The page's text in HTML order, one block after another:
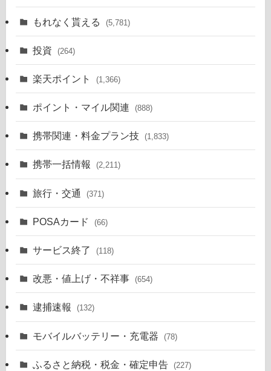
もれなく貰える (5,781)
投資 (264)
楽天ポイント (1,366)
ポイント・マイル関連 (888)
携帯関連・料金プラン技 (1,833)
携帯一括情報 (2,211)
旅行・交通 (371)
POSAカード (66)
サービス終了 (118)
改悪・値上げ・不祥事 (654)
逮捕速報 (132)
モバイルバッテリー・充電器 (78)
ふるさと納税・税金・確定申告 (227)